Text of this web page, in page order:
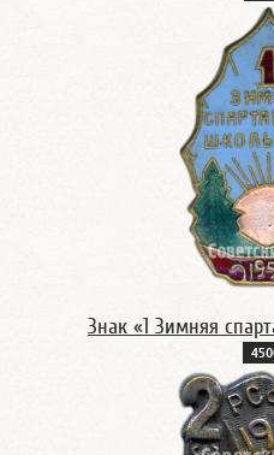
Знак «1 Зимняя